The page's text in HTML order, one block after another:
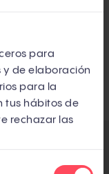
para
de elaboración
para la
tus hábitos de
rechazar las